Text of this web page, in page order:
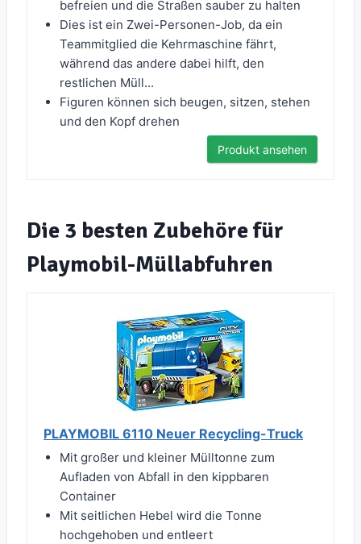
befreien und die Straßen sauber zu halten
Dies ist ein Zwei-Personen-Job, da ein
Teammitglied die Kehrmaschine fährt,
während das andere dabei hilft, den
restlichen Müll...
Figuren können sich beugen, sitzen, stehen
und den Kopf drehen
Produkt ansehen
Die 3 besten Zubehöre für
Playmobil-Müllabfuhren
PLAYMOBIL 6110 Neuer Recycling-Truck
Mit großer und kleiner Mülltonne zum
Aufladen von Abfall in den kippbaren
Container
Mit seitlichen Hebel wird die Tonne
hochgehoben und entleert